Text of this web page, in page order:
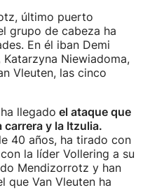
último puerto
grupo de cabeza ha
En él iban Demi
Katarzyna Niewiadoma,
Vleuten, las cinco
llegado el ataque que
y la Itzulia.
40 años, ha tirado con
la líder Vollering a su
Mendizorrotz y han
que Van Vleuten ha